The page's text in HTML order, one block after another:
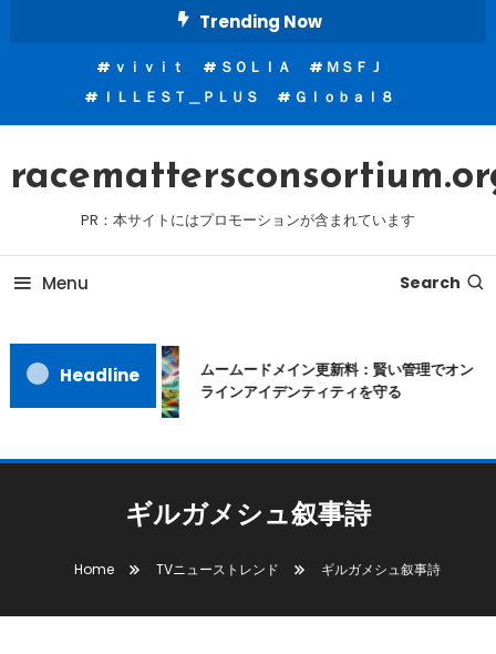
Trending Now
ｖｉｖｉｔ ＳＯＬＩＡ
ＭＳＦＪ
ＩＬＬＥＳＴ＿ＰＬＵＳ
Ｇｌｏｂａｌ８
PR：本サイトにはプロモーションが含まれています
Menu Search
Headline
ムームードメイン更新料：賢い管理でオン
ラインアイデンティティを守る
ギルガメシュ叙事詩
Home TVニューストレンド ギルガメシュ叙事詩